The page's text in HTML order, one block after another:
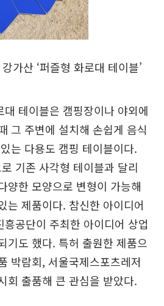
가산 ‘퍼즐형 화로대 테이블’
테이블은 캠핑장이나 야외에
그 주변에 설치해 손쉽게 음식
는 다용도 캠핑 테이블이다.
기존 사각형 테이블과 달리
양한 모양으로 변형이 가능해
는 제품이다. 참신한 아이디어
공단이 주최한 아이디어 상업
기도 했다. 특허 출원한 제품으
박람회, 서울국제스포츠레저
회 출품해 큰 관심을 받았다.